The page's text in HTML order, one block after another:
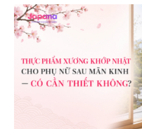
Tẩy tế bào chết Nichiei Bussan
Nano NMN+ Peeling Gel
|0
1.490.000 đ